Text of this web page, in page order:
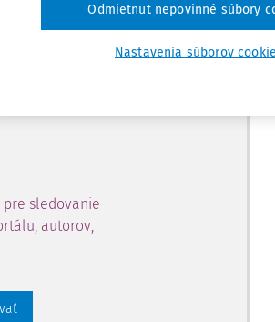
a získajte prístup na 10
obsahu:
pre sledovanie
autorov,
Nastavenia súborov cookie
Odmietnut nepovinné súbory